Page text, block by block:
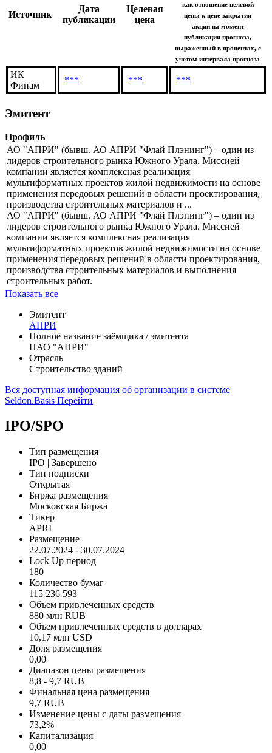
Источник
Дата
публикации
Целевая
цена
как отношение целевой
цены к цене закрытия
акции на момент
публикации прогноза,
выраженный в процентах, с
учетом интервала прогноза
ИК
Финам
*** *** ***
Эмитент
Профиль
АО "АПРИ" (бывш. АО АПРИ "Флай Плэнинг") – один из
лидеров строительного рынка Южного Урала. Миссией
компании является комплексная реализация
мультиформатных проектов жилой недвижимости на основе
применения передовых решений в области проектирования,
производства строительных материалов и ...
АО "АПРИ" (бывш. АО АПРИ "Флай Плэнинг") – один из
лидеров строительного рынка Южного Урала. Миссией
компании является комплексная реализация
мультиформатных проектов жилой недвижимости на основе
применения передовых решений в области проектирования,
производства строительных материалов и выполнения
строительных работ.
Показать все
Эмитент
АПРИ
Полное название заёмщика / эмитента
ПАО "АПРИ"
Отрасль
Строительство зданий
Вся доступная информация об организации в системе
Seldon.Basis Перейти
IPO/SPO
Тип размещения
IPO | Завершено
Тип подписки
Открытая
Биржа размещения
Московская Биржа
Тикер
APRI
Размещение
22.07.2024 - 30.07.2024
Lock Up период
180
Количество бумаг
115 236 593
Объем привлеченных средств
880 млн RUB
Объем привлеченных средств в долларах
10,17 млн USD
Доля размещения
0,00
Диапазон цены размещения
8,8 - 9,7 RUB
Финальная цена размещения
9,7 RUB
Изменение цены с даты размещения
73,2%
Капитализация
0,00